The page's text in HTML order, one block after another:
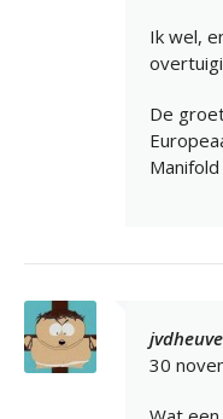
Ik wel,
De
Manifold
30